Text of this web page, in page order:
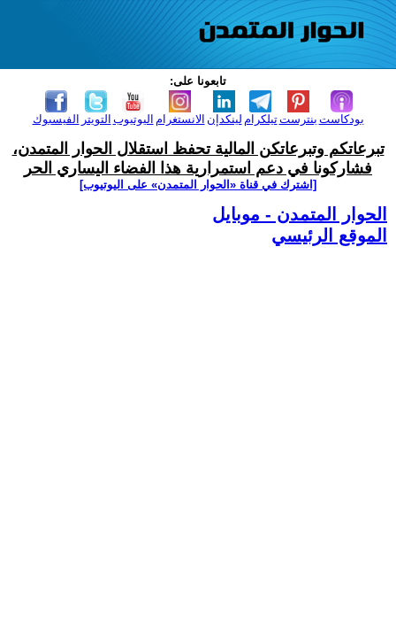
تابعونا على:
الفيسبوك التويتر اليوتيوب الانستغرام لينكدإن تيلكرامبنترست بودكاست
تبرعاتكم وتبرعاتكن المالية تحفظ استقلال الحوار المتمدن،
فشاركونا في دعم استمرارية هذا الفضاء اليساري الحر
[اشترك في قناة ‫«الحوار المتمدن» على اليوتيوب]
الحوار المتمدن - موبايل
الموقع الرئيسي